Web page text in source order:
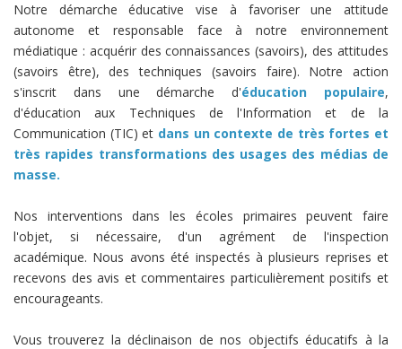
Notre démarche éducative vise à favoriser une attitude
autonome et responsable face à notre environnement
médiatique : acquérir des connaissances (savoirs), des attitudes
(savoirs être), des techniques (savoirs faire). Notre action
s'inscrit dans une démarche d'éducation populaire,
d'éducation aux Techniques de l'Information et de la
Communication (TIC) et dans un contexte de très fortes et
très rapides transformations des usages des médias de
masse.
Nos interventions dans les écoles primaires peuvent faire
l'objet, si nécessaire, d'un agrément de l'inspection
académique. Nous avons été inspectés à plusieurs reprises et
recevons des avis et commentaires particulièrement positifs et
encourageants.
Vous trouverez la déclinaison de nos objectifs éducatifs à la